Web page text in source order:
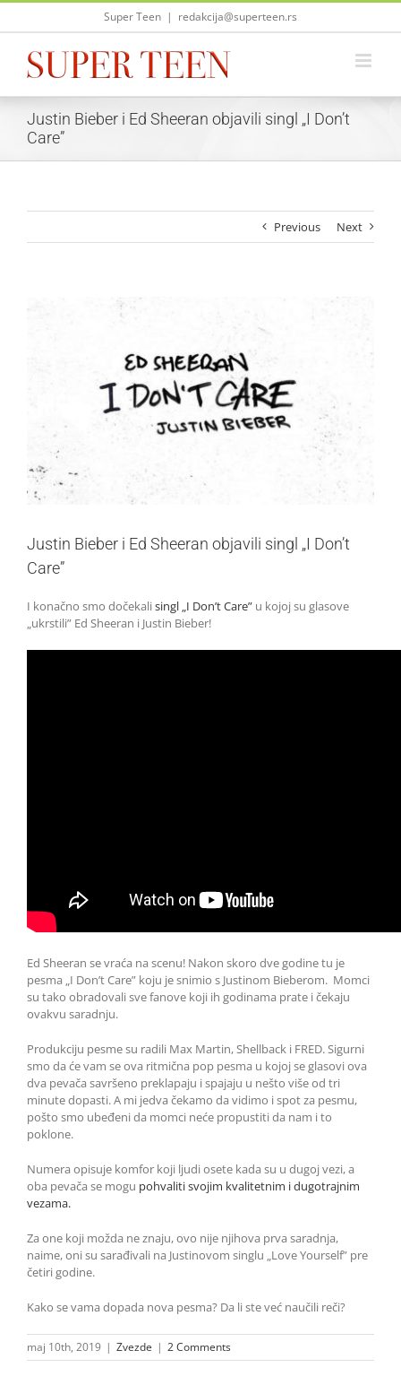
Skip
Super Teen | redakcija@superteen.rs
Justin Bieber i Ed Sheeran objavili singl „I Don’t
Care”
Previous Next
Justin Bieber i Ed Sheeran objavili singl „I Don’t
Care”
I konačno smo dočekalisingl „I Don’t Care” u kojoj su glasove
„ukrstili” Ed Sheeran i Justin Bieber!
Ed Sheeran se vraća na scenu! Nakon skoro dve godine tu je
pesma „I Don’t Care” koju je snimio s Justinom Bieberom. Momci
su tako obradovali sve fanove koji ih godinama prate i čekaju
ovakvu saradnju.
Produkciju pesme su radili Max Martin, Shellback i FRED. Sigurni
smo da će vam se ova ritmična pop pesma u kojoj se glasovi ova
dva pevača savršeno preklapaju i spajaju u nešto više od tri
minute dopasti. A mi jedva čekamo da vidimo i spot za pesmu,
pošto smo ubeđeni da momci neće propustiti da nam i to
poklone.
Numera opisuje komfor koji ljudi osete kada su u dugoj vezi, a
oba pevača se mogu pohvaliti svojim kvalitetnim i dugotrajnim
vezama.
Za one koji možda ne znaju, ovo nije njihova prva saradnja,
naime, oni su sarađivali na Justinovom singlu „Love Yourself” pre
četiri godine.
Kako se vama dopada nova pesma? Da li ste već naučili reči?
maj 10th, 2019 | Zvezde | 2 Comments